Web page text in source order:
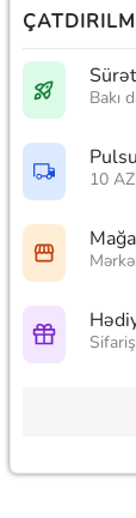
Bakı
10